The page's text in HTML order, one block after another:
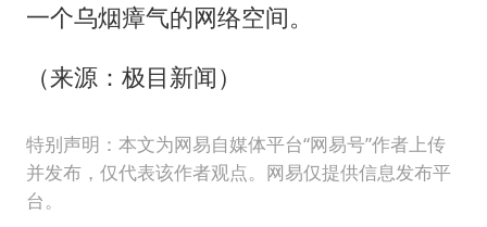
一个乌烟瘴气的网络空间。
（来源：极目新闻）
特别声明：本文为网易自媒体平台“网易号”作者上传
并发布，仅代表该作者观点。网易仅提供信息发布平
台。